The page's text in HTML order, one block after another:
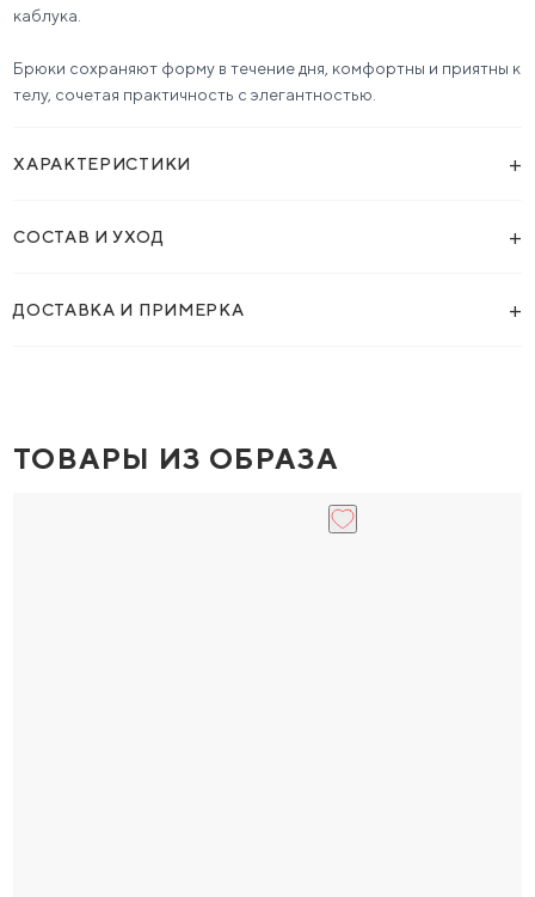
каблука.
Брюки сохраняют форму в течение дня, комфортны и приятны к
телу, сочетая практичность с элегантностью.
ХАРАКТЕРИСТИКИ +
СОСТАВ И УХОД +
ДОСТАВКА И ПРИМЕРКА +
ТОВАРЫ ИЗ ОБРАЗА